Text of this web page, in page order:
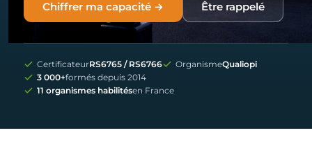
Chiffrer ma capacité → Être rappelé
CertificateurRS6765 / RS6766 OrganismeQualiopi
3 000+formés depuis 2014
11 organismes habilitésen France